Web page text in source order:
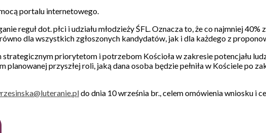
portalu internetowego.
reguł dot. płci i udziału młodzieży ŚFL. Oznacza to, że co najmniej
dla wszystkich zgłoszonych kandydatów, jak i dla każdego z
priorytetom i potrzebom Kościoła w zakresie potencjału
planowanej przyszłej roli, jaką dana osoba będzie pełniła w Kościele po
do dnia 10 września br., celem omówienia wniosku i